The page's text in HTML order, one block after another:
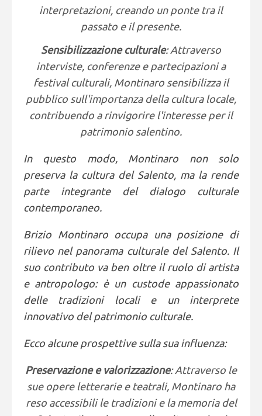
interpretazioni, creando un ponte tra il
passato e il presente.
Sensibilizzazione culturale: Attraverso
interviste, conferenze e partecipazioni a
festival culturali, Montinaro sensibilizza il
pubblico sull'importanza della cultura locale,
contribuendo a rinvigorire l'interesse per il
patrimonio salentino.
In questo modo, Montinaro non solo
preserva la cultura del Salento, ma la rende
parte integrante del dialogo culturale
contemporaneo.
Brizio Montinaro occupa una posizione di
rilievo nel panorama culturale del Salento. Il
suo contributo va ben oltre il ruolo di artista
e antropologo: è un custode appassionato
delle tradizioni locali e un interprete
innovativo del patrimonio culturale.
Ecco alcune prospettive sulla sua influenza:
Preservazione e valorizzazione: Attraverso le
sue opere letterarie e teatrali, Montinaro ha
reso accessibili le tradizioni e la memoria del